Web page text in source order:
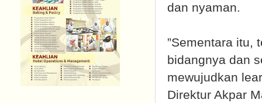
dan nyaman.
”Sementara itu,
bidangnya dan
mewujudkan
Direktur Akpar